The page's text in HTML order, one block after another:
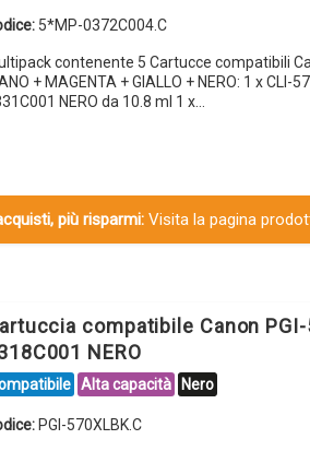
5*MP-0372C004.C
contenente 5 Cartucce compatibili
+ MAGENTA + GIALLO + NERO: 1 x CLI-
NERO da 10.8 ml 1 x…
più risparmi:Visita la pagina
compatibile Canon PGI-
NERO
Alta capacità Nero
PGI-570XLBK.C